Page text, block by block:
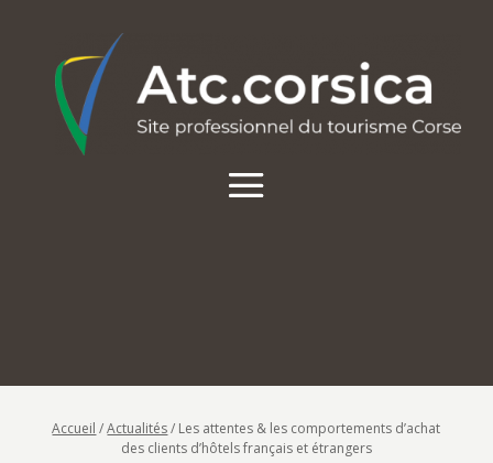
Accueil /Actualités/ Les attentes & les comportements d’achat
des clients d’hôtels français et étrangers